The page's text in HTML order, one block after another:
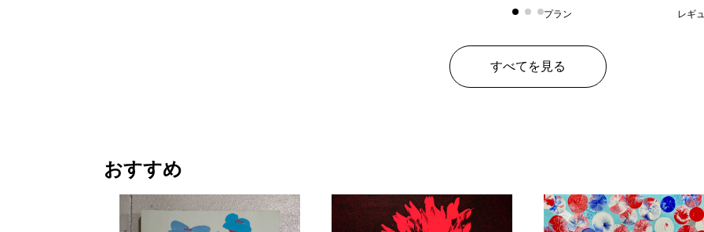
プラン
レギ
すべてを見る
おすすめ